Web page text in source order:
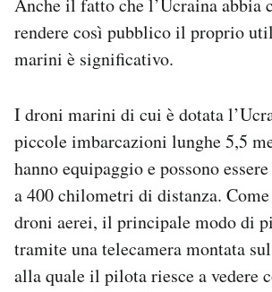
rendere così pubblico il proprio
marini è significativo.
I droni marini di cui è dotata
piccole imbarcazioni lunghe 5,5
hanno equipaggio e possono
a 400 chilometri di distanza.
droni aerei, il principale modo di
tramite una telecamera montata
alla quale il pilota riesce a vedere